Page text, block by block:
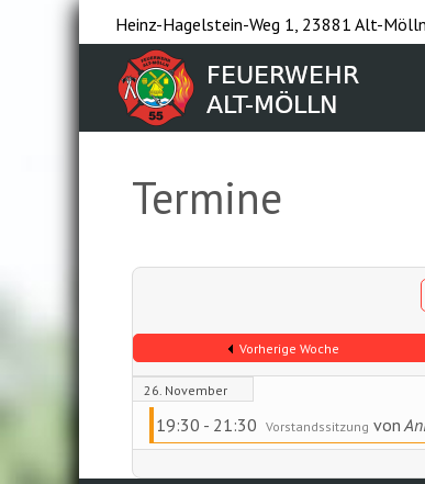
Heinz-Hagelstein-Weg 1, 23881 Alt-Mölln
Termine
Vorherige Woche
26. November
19:30 - 21:30 Vorstandssitzung von